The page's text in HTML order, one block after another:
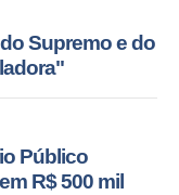
Supremo e do
Público
R$ 500 mil